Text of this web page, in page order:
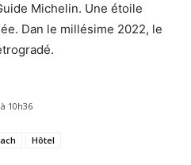
Michelin. Une étoile
Dan le millésime 2022, le
10h36
Hôtel